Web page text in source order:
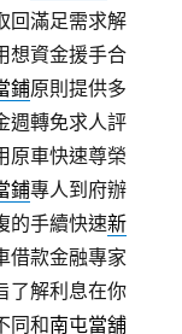
回滿足需求解
想資金援手合
鋪原則提供多
週轉免求人評
原車快速尊榮
鋪專人到府辦
的手續快速新
借款金融專家
了解利息在你
同和南屯當舖